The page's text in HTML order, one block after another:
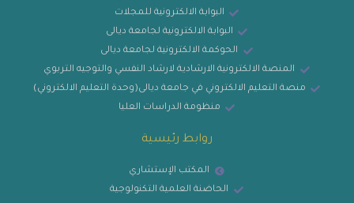
البوابة الالكترونية للمجلات
البوابة الالكترونية لجامعة ديالى
الحوكمة الالكترونية لجامعة ديالى
المنصة الالكترونية الارشادية لارشاد النفسي والتوجيه التربوي
منصة التعليم الالكتروني في جامعة ديالى(وحدة التعليم الالكتروني)
منظومة الدراسات العليا
روابط رئيسية
المكتب الإستشاري
الحاضنة العلمية التكنولوجية